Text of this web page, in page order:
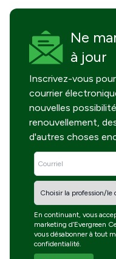
Ne
à jour
Inscrivez-vous
courrier
nouvelles
renouvellement,
d'autres choses
En continuant, vous
marketing d’Evergreen
vous désabonner à tout
confidentialité.